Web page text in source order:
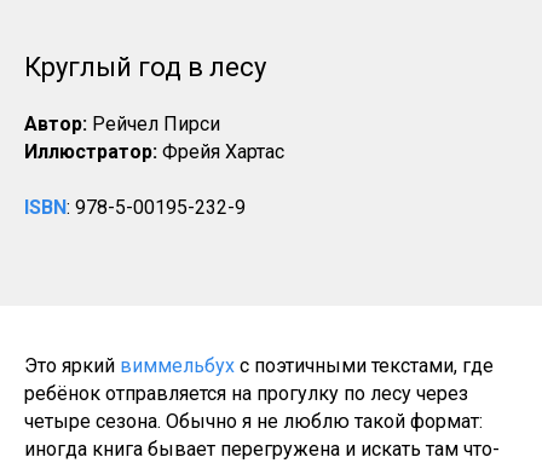
Круглый год в лесу
Автор: Рейчел Пирси
Иллюстратор: Фрейя Хартас
ISBN: 978-5-00195-232-9
Это яркий виммельбух с поэтичными текстами, где
ребёнок отправляется на прогулку по лесу через
четыре сезона. Обычно я не люблю такой формат:
иногда книга бывает перегружена и искать там что-